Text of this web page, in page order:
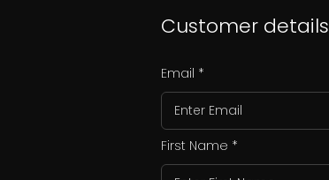
Customer details
Email
First Name